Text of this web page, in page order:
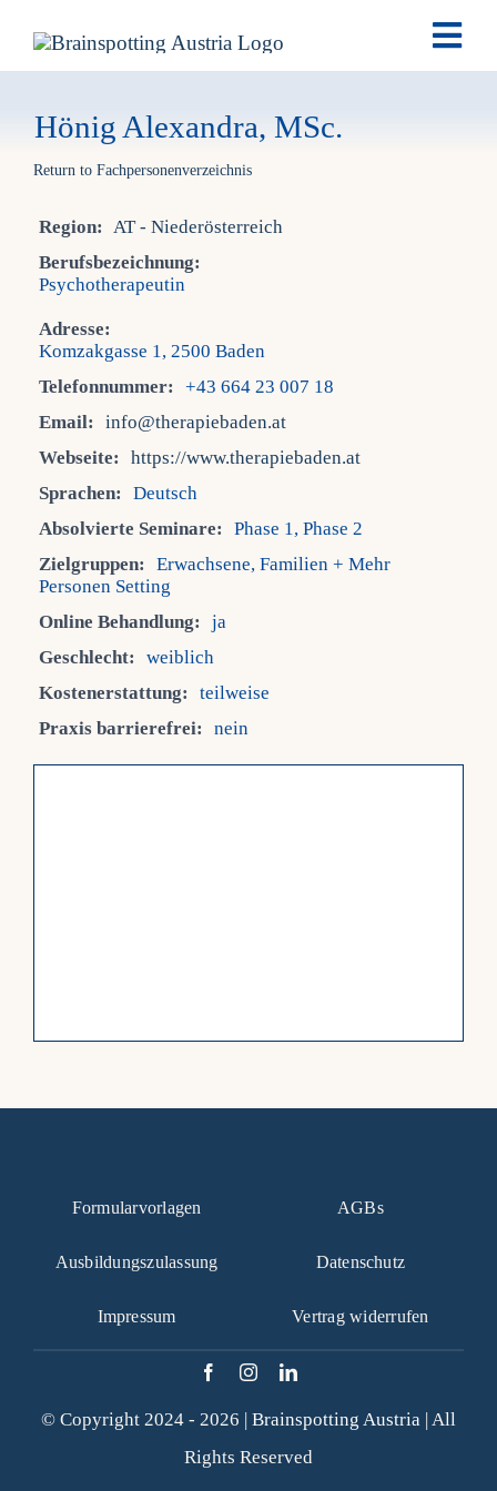
Hönig Alexandra, MSc.
Return to Fachpersonenverzeichnis
Region:
AT - Niederösterreich
Berufsbezeichnung:
Psychotherapeutin
Adresse:
Komzakgasse 1, 2500 Baden
Telefonnummer:
+43 664 23 007 18
Email:
info@therapiebaden.at
Webseite:
https://www.therapiebaden.at
Sprachen:
Deutsch
Absolvierte Seminare:
Phase 1, Phase 2
Zielgruppen:
Erwachsene, Familien + Mehr
Personen Setting
Online Behandlung:
ja
Geschlecht:
weiblich
Kostenerstattung:
teilweise
Praxis barrierefrei:
nein
Formularvorlagen
Ausbildungszulassung
Impressum
AGBs
Datenschutz
Vertrag widerrufen
© Copyright 2024 - 2026 | Brainspotting Austria | All
Rights Reserved